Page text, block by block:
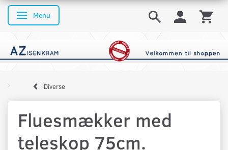
Skifte navigation
Menu
Diverse
Fluesmækker med
teleskop 75cm.